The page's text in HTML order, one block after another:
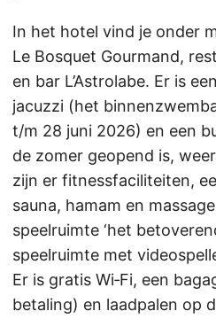
In het hotel vind je onder
Le Bosquet Gourmand,
en bar L’Astrolabe. Er is
jacuzzi (het
t/m 28 juni 2026) en een
de zomer geopend is,
zijn er fitnessfaciliteiten,
sauna, hamam en
speelruimte ‘het
speelruimte met
Er is gratis Wi‑Fi, een
betaling) en laadpalen op